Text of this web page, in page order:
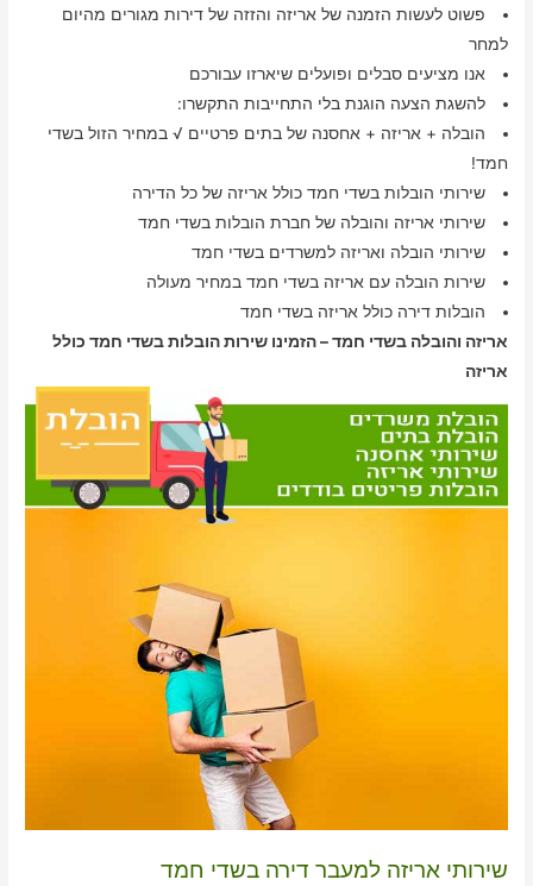
פשוט לעשות הזמנה של אריזה והזזה של דירות מגורים מהיום
למחר
אנו מציעים סבלים ופועלים שיארזו עבורכם
להשגת הצעה הוגנת בלי התחייבות התקשרו:
הובלה + אריזה + אחסנה של בתים פרטיים √ במחיר הזול בשדי
חמד!
שירותי הובלות בשדי חמד כולל אריזה של כל הדירה
שירותי אריזה והובלה של חברת הובלות בשדי חמד
שירותי הובלה ואריזה למשרדים בשדי חמד
שירות הובלה עם אריזה בשדי חמד במחיר מעולה
הובלות דירה כולל אריזה בשדי חמד
אריזה והובלה בשדי חמד – הזמינו שירות הובלות בשדי חמד כולל
אריזה
שירותי אריזה למעבר דירה בשדי חמד